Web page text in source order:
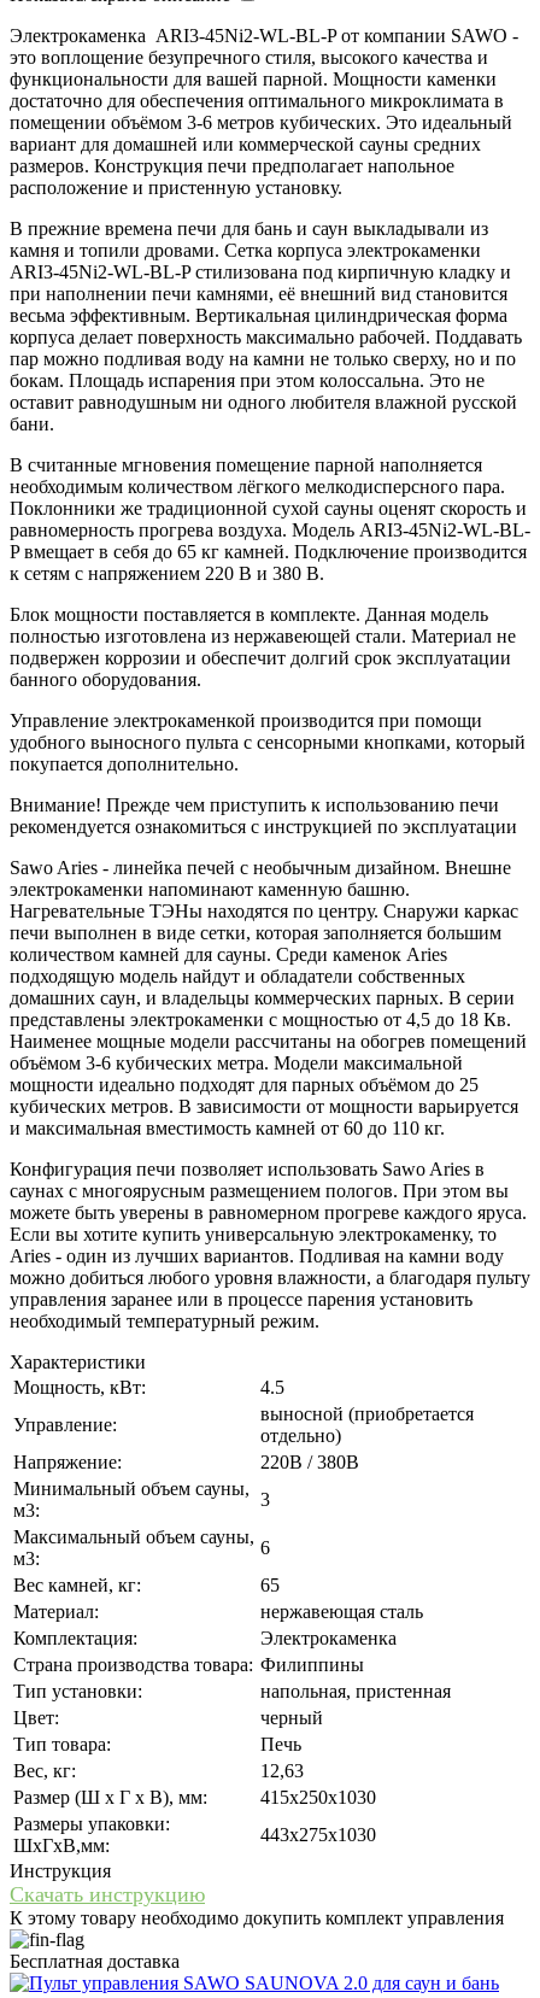
Электрокаменка ARI3-45Ni2-WL-BL-P от компании SAWO -
это воплощение безупречного стиля, высокого качества и
функциональности для вашей парной. Мощности каменки
достаточно для обеспечения оптимального микроклимата в
помещении объёмом 3-6 метров кубических. Это идеальный
вариант для домашней или коммерческой сауны средних
размеров. Конструкция печи предполагает напольное
расположение и пристенную установку.
В прежние времена печи для бань и саун выкладывали из
камня и топили дровами. Сетка корпуса электрокаменки
ARI3-45Ni2-WL-BL-P стилизована под кирпичную кладку и
при наполнении печи камнями, её внешний вид становится
весьма эффективным. Вертикальная цилиндрическая форма
корпуса делает поверхность максимально рабочей. Поддавать
пар можно подливая воду на камни не только сверху, но и по
бокам. Площадь испарения при этом колоссальна. Это не
оставит равнодушным ни одного любителя влажной русской
бани.
В считанные мгновения помещение парной наполняется
необходимым количеством лёгкого мелкодисперсного пара.
Поклонники же традиционной сухой сауны оценят скорость и
равномерность прогрева воздуха. Модель ARI3-45Ni2-WL-BL-
P вмещает в себя до 65 кг камней. Подключение производится
к сетям с напряжением 220 В и 380 В.
Блок мощности поставляется в комплекте. Данная модель
полностью изготовлена из нержавеющей стали. Материал не
подвержен коррозии и обеспечит долгий срок эксплуатации
банного оборудования.
Управление электрокаменкой производится при помощи
удобного выносного пульта с сенсорными кнопками, который
покупается дополнительно.
Внимание! Прежде чем приступить к использованию печи
рекомендуется ознакомиться с инструкцией по эксплуатации
Sawo Aries - линейка печей с необычным дизайном. Внешне
электрокаменки напоминают каменную башню.
Нагревательные ТЭНы находятся по центру. Снаружи каркас
печи выполнен в виде сетки, которая заполняется большим
количеством камней для сауны. Среди каменок Aries
подходящую модель найдут и обладатели собственных
домашних саун, и владельцы коммерческих парных. В серии
представлены электрокаменки с мощностью от 4,5 до 18 Кв.
Наименее мощные модели рассчитаны на обогрев помещений
объёмом 3-6 кубических метра. Модели максимальной
мощности идеально подходят для парных объёмом до 25
кубических метров. В зависимости от мощности варьируется
и максимальная вместимость камней от 60 до 110 кг.
Конфигурация печи позволяет использовать Sawo Aries в
саунах с многоярусным размещением пологов. При этом вы
можете быть уверены в равномерном прогреве каждого яруса.
Если вы хотите купить универсальную электрокаменку, то
Aries - один из лучших вариантов. Подливая на камни воду
можно добиться любого уровня влажности, а благодаря пульту
управления заранее или в процессе парения установить
необходимый температурный режим.
Характеристики
Мощность, кВт:
4.5
Управление:
выносной (приобретается
отдельно)
Напряжение:
220В / 380В
Минимальный объем сауны,
м3:
3
Максимальный объем сауны,
м3:
6
Вес камней, кг:
65
Материал:
нержавеющая сталь
Комплектация:
Электрокаменка
Страна производства товара: Филиппины
Тип установки:
напольная, пристенная
Цвет:
черный
Тип товара:
Печь
Вес, кг:
12,63
Размер (Ш x Г x В), мм:
415x250x1030
Размеры упаковки:
ШхГхВ,мм:
443x275x1030
Инструкция
Скачать инструкцию
К этому товару необходимо докупить комплект управления
Бесплатная доставка